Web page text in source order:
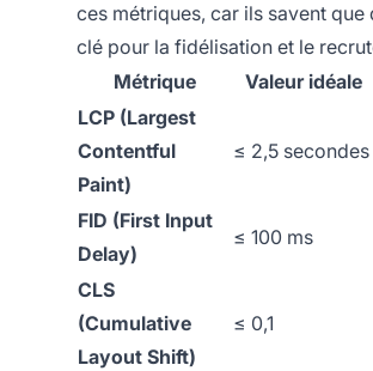
ces métriques, car ils savent
clé pour la fidélisation et le
Métrique
Valeur idéale
LCP (Largest
Contentful
Paint)
≤ 2,5 secondes
FID (First Input
Delay)
≤ 100 ms
CLS
(Cumulative
Layout Shift)
≤ 0,1